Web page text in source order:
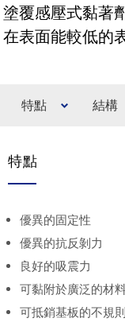
塗覆感壓式黏著
在表面能較低的
特點 結構
特點
優異的固定性
優異的抗反剝力
良好的吸震力
可黏附於廣泛的材
可抵銷基板的不規